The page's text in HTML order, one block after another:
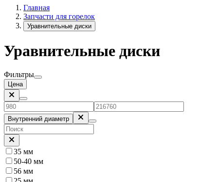
Главная
Запчасти для горелок
Уравнительные диски
Уравнительные диски
Фильтры
Цена
Внутренний диаметр
35 мм
50-40 мм
56 мм